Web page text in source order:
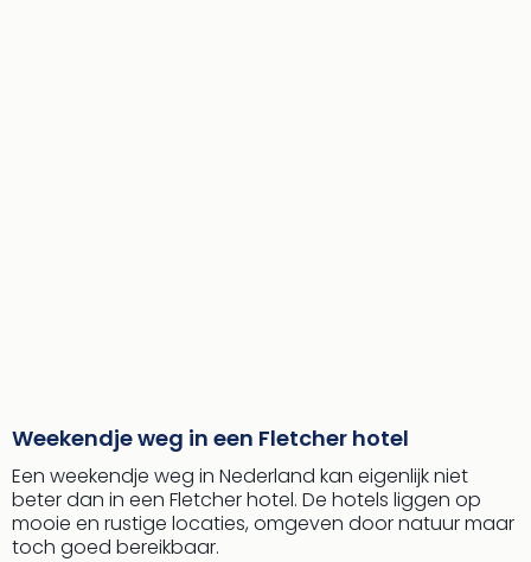
Weekendje weg in een Fletcher hotel
Een weekendje weg in Nederland kan eigenlijk niet
beter dan in een Fletcher hotel. De hotels liggen op
mooie en rustige locaties, omgeven door natuur maar
toch goed bereikbaar.